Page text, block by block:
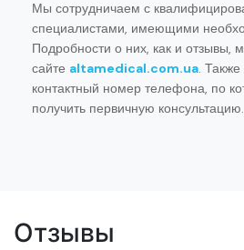
Мы сотрудничаем с
специалистами, имеющими
Подробности о них, как и отзывы,
сайте altamedical.com.ua. Также
контактный номер телефона, по
получить первичную консультацию.
Отзывы